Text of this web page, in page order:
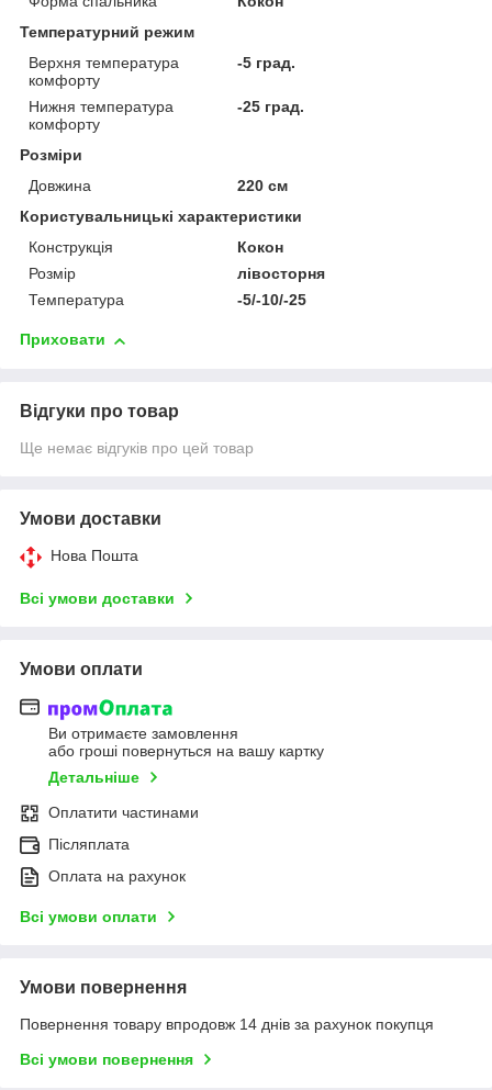
Температурний режим
Верхня температура
комфорту
-5 град.
Нижня температура
комфорту
-25 град.
Розміри
Довжина
220 см
Користувальницькі характеристики
Конструкція
Кокон
Розмір
лівосторня
Температура
-5/-10/-25
Приховати
Відгуки про товар
Ще немає відгуків про цей товар
Умови доставки
Нова Пошта
Всі умови доставки
Умови оплати
Ви отримаєте замовлення
або гроші повернуться на вашу картку
Детальніше
Оплатити частинами
Післяплата
Оплата на рахунок
Всі умови оплати
Умови повернення
Повернення товару впродовж 14 днів за рахунок покупця
Всі умови повернення